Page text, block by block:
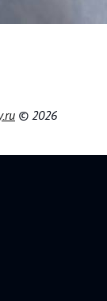
© 2026